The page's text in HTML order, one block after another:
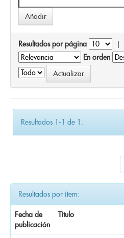
Resultados por página |
En orden
Resultados 1-1 de 1.
Resultados por ítem:
Fecha de
publicación
Título